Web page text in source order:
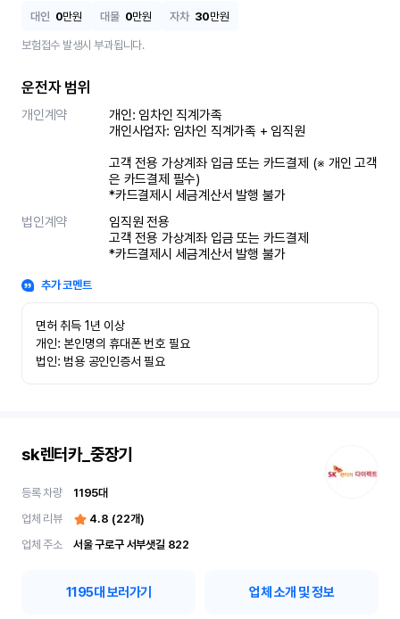
대인 0만원 대물 0만원 자차 30만원
보험접수 발생시 부과됩니다.
운전자 범위
개인계약
개인: 임차인 직계가족
개인사업자: 임차인 직계가족 + 임직원
고객 전용 가상계좌 입금 또는 카드결제 (※ 개인 고객
은 카드결제 필수)
*카드결제시 세금계산서 발행 불가
법인계약
임직원 전용
고객 전용 가상계좌 입금 또는 카드결제
*카드결제시 세금계산서 발행 불가
추가 코멘트
면허 취득 1년 이상
개인: 본인명의 휴대폰 번호 필요
법인: 범용 공인인증서 필요
sk렌터카_중장기
등록 차량 1195대
업체 리뷰
4.8 (22개)
업체 주소
서울 구로구 서부샛길 822
1195대 보러가기 업체 소개 및 정보